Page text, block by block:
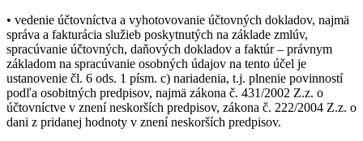
• vedenie účtovníctva a vyhotovovanie účtovných dokladov, najmä
správa a fakturácia služieb poskytnutých na základe zmlúv,
spracúvanie účtovných, daňových dokladov a faktúr – právnym
základom na spracúvanie osobných údajov na tento účel je
ustanovenie čl. 6 ods. 1 písm. c) nariadenia, t.j. plnenie povinností
podľa osobitných predpisov, najmä zákona č. 431/2002 Z.z. o
účtovníctve v znení neskorších predpisov, zákona č. 222/2004 Z.z. o
dani z pridanej hodnoty v znení neskorších predpisov.